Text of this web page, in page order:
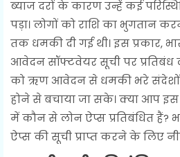
ब्याज दरों के कारण उन्हें कई
पड़ा। लोगों को राशि का भुगतान
तक धमकी दी गई थी। इस प्रकार,
आवेदन सॉफ्टवेयर सूची पर प्रतिबंध
को ऋण आवेदन से धमकी भरे संदेशों
होने से बचाया जा सके। क्या आप
में कौन से लोन ऐप्स प्रतिबंधित हैं?
ऐप्स की सूची प्राप्त करने के लिए